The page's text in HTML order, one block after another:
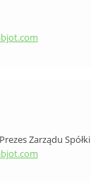
Zarządu Spółki